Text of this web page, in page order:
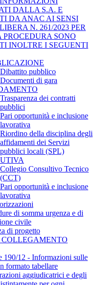
DALLA S.A. E
DA ANAC AI SENSI
N. 261/2023 PER
PROCEDURA SONO
INOLTRE I SEGUENTI
Dibattito pubblico
Documenti di gara
Trasparenza dei contratti
pubblici
Pari opportunità e inclusione
lavorativa
Riordino della disciplina degli
affidamenti dei Servizi
pubblici locali (SPL)
Collegio Consultivo Tecnico
(CCT)
Pari opportunità e inclusione
lavorativa
di somma urgenza e di
civile
di progetto
190/12 - Informazioni sulle
formato tabellare
aggiudicatrici e degli